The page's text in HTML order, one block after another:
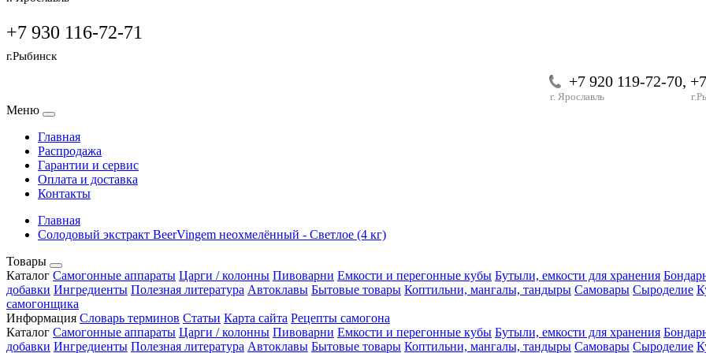
+7 930 116-72-71
г.Рыбинск
+7 920 119-72-70,
г. Ярославль
Меню
Главная
Распродажа
Гарантии и сервис
Оплата и доставка
Контакты
Главная
Солодовый экстракт BeerVingem неохмелённый - Светлое (4 кг)
Товары
Каталог Самогонные аппараты Царги / колонны Пивоварни Емкости и перегонные кубы Бутыли, емкости для хранения
добавки Ингредиенты Полезная литература Автоклавы Бытовые товары Коптильни, мангалы, тандыры Самовары Сыроделие
самогонщика
Информация Словарь терминов Статьи Карта сайта Рецепты самогона
Каталог Самогонные аппараты Царги / колонны Пивоварни Емкости и перегонные кубы Бутыли, емкости для хранения
добавки Ингредиенты Полезная литература Автоклавы Бытовые товары Коптильни, мангалы, тандыры Самовары Сыроделие